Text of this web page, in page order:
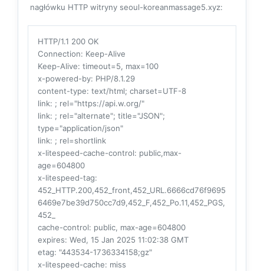
nagłówku HTTP witryny seoul-koreanmassage5.xyz:
HTTP/1.1 200 OK
Connection: Keep-Alive
Keep-Alive: timeout=5, max=100
x-powered-by: PHP/8.1.29
content-type: text/html; charset=UTF-8
link: ; rel="https://api.w.org/"
link: ; rel="alternate"; title="JSON";
type="application/json"
link: ; rel=shortlink
x-litespeed-cache-control: public,max-
age=604800
x-litespeed-tag:
452_HTTP.200,452_front,452_URL.6666cd76f9695
6469e7be39d750cc7d9,452_F,452_Po.11,452_PGS,
452_
cache-control: public, max-age=604800
expires: Wed, 15 Jan 2025 11:02:38 GMT
etag: "443534-1736334158;gz"
x-litespeed-cache: miss